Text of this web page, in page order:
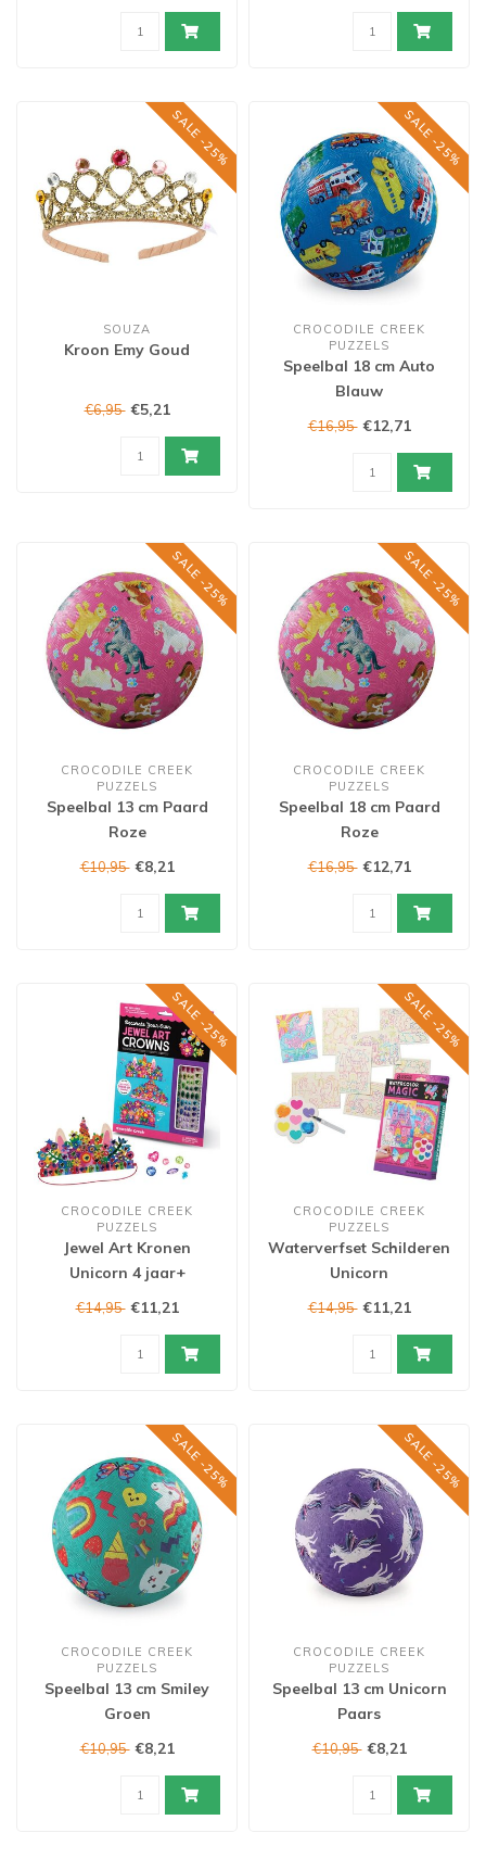
SALE -25%
SOUZA
Kroon Emy Goud
€6,95 €5,21
SALE -25%
CROCODILE CREEK
PUZZELS
Speelbal 18 cm Auto
Blauw
€16,95 €12,71
SALE -25%
CROCODILE CREEK
PUZZELS
Speelbal 13 cm Paard
Roze
€10,95 €8,21
SALE -25%
CROCODILE CREEK
PUZZELS
Speelbal 18 cm Paard
Roze
€16,95 €12,71
SALE -25%
CROCODILE CREEK
PUZZELS
Jewel Art Kronen
Unicorn 4 jaar+
€14,95 €11,21
SALE -25%
CROCODILE CREEK
PUZZELS
Waterverfset Schilderen
Unicorn
€14,95 €11,21
SALE -25%
CROCODILE CREEK
PUZZELS
Speelbal 13 cm Smiley
Groen
€10,95 €8,21
SALE -25%
CROCODILE CREEK
PUZZELS
Speelbal 13 cm Unicorn
Paars
€10,95 €8,21